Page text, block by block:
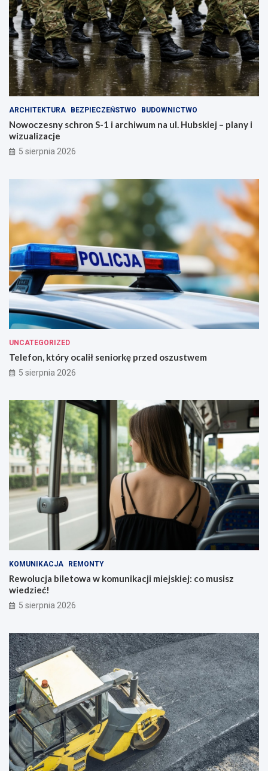
ARCHITEKTURA BEZPIECZEŃSTWO BUDOWNICTWO
Nowoczesny schron S-1 i archiwum na ul. Hubskiej – plany i
wizualizacje
5 sierpnia 2026
UNCATEGORIZED
Telefon, który ocalił seniorkę przed oszustwem
5 sierpnia 2026
KOMUNIKACJA REMONTY
Rewolucja biletowa w komunikacji miejskiej: co musisz
wiedzieć!
5 sierpnia 2026